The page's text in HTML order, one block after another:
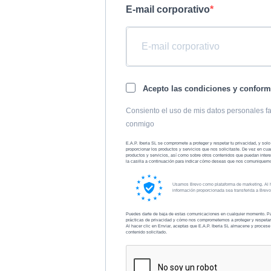
E-mail corporativo
Acepto las condiciones y
Consiento el uso de mis datos personales
conmigo
E.A.P. Iberia SL se compromete a proteger y respetar tu privacidad, y
proporcionar los productos y servicios que nos solicitaste. De vez en
productos y servicios, así como sobre otros contenidos que puedan
la casilla a continuación para indicar cómo deseas que nos
Usamos Brevo como plataforma de marketing.
información proporcionada sea transferida a
Puedes darte de baja de estas comunicaciones en cualquier momento.
prácticas de privacidad y cómo nos comprometemos a proteger y
Al hacer clic en Enviar, aceptas que E.A.P. Iberia SL almacene y
contenido solicitado.